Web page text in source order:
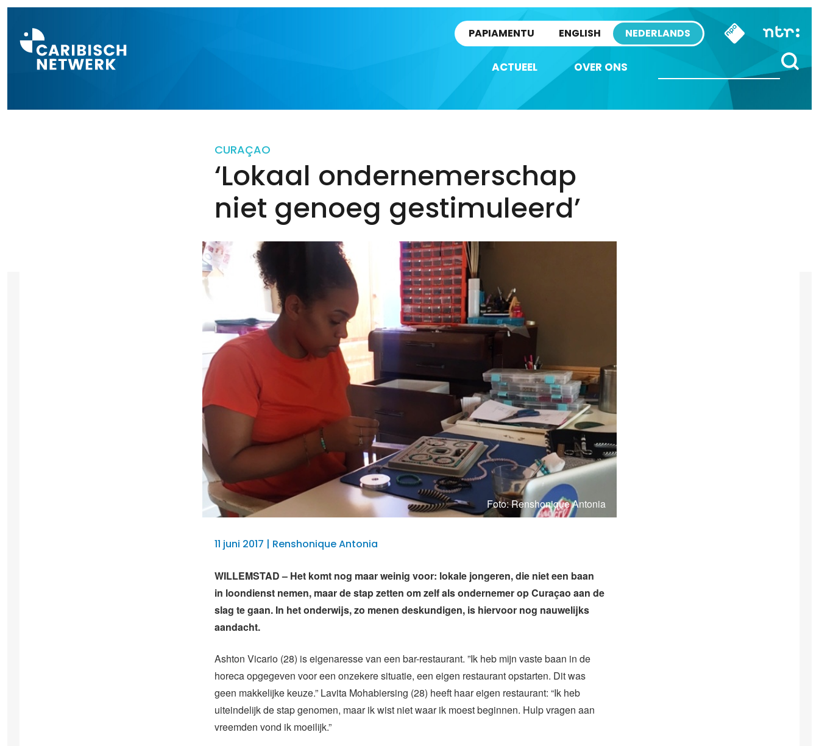
PAPIAMENTU ENGLISH NEDERLANDS
ACTUEEL OVER ONS
CURAÇAO
‘Lokaal ondernemerschap
niet genoeg gestimuleerd’
Foto: Renshonique Antonia
11 juni 2017 | Renshonique Antonia
WILLEMSTAD – Het komt nog maar weinig voor: lokale jongeren, die niet een baan
in loondienst nemen, maar de stap zetten om zelf als ondernemer op Curaçao aan de
slag te gaan. In het onderwijs, zo menen deskundigen, is hiervoor nog nauwelijks
aandacht.
Ashton Vicario (28) is eigenaresse van een bar-restaurant. ”Ik heb mijn vaste baan in de
horeca opgegeven voor een onzekere situatie, een eigen restaurant opstarten. Dit was
geen makkelijke keuze.” Lavita Mohabiersing (28) heeft haar eigen restaurant: “Ik heb
uiteindelijk de stap genomen, maar ik wist niet waar ik moest beginnen. Hulp vragen aan
vreemden vond ik moeilijk.”